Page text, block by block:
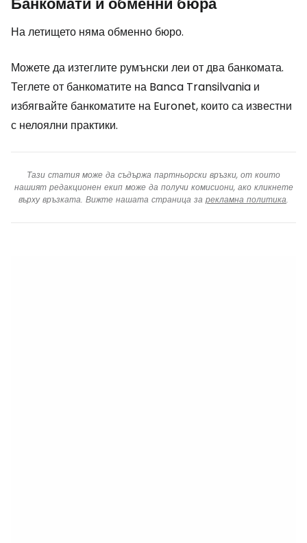
На летището няма обменно бюро.
Можете да изтеглите румънски леи от два банкомата.
Теглете от банкоматите на Banca Transilvania и
избягвайте банкоматите на Euronet, които са известни
с нелоялни практики.
Тази статия може да съдържа партньорски връзки, от които
нашият редакционен екип може да получи комисиони, ако кликнете
върху връзката. Вижте нашата страница за рекламна политика.